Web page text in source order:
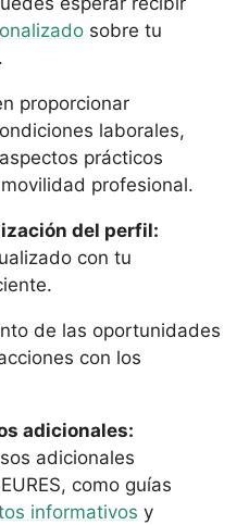
sobre tu
proporcionar
laborales,
prácticos
profesional.
del perfil:
con tu
de las oportunidades
con los
adicionales:
adicionales
como guías
informativos y